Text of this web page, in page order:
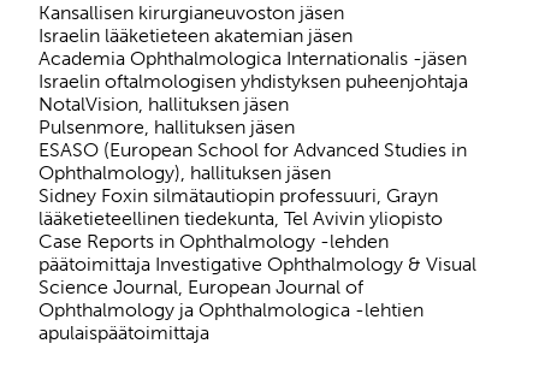
Kansallisen kirurgianeuvoston jäsen
Israelin lääketieteen akatemian jäsen
Academia Ophthalmologica Internationalis -jäsen
Israelin oftalmologisen yhdistyksen puheenjohtaja
NotalVision, hallituksen jäsen
Pulsenmore, hallituksen jäsen
ESASO (European School for Advanced Studies in
Ophthalmology), hallituksen jäsen
Sidney Foxin silmätautiopin professuuri, Grayn
lääketieteellinen tiedekunta, Tel Avivin yliopisto
Case Reports in Ophthalmology -lehden
päätoimittaja Investigative Ophthalmology & Visual
Science Journal, European Journal of
Ophthalmology ja Ophthalmologica -lehtien
apulaispäätoimittaja